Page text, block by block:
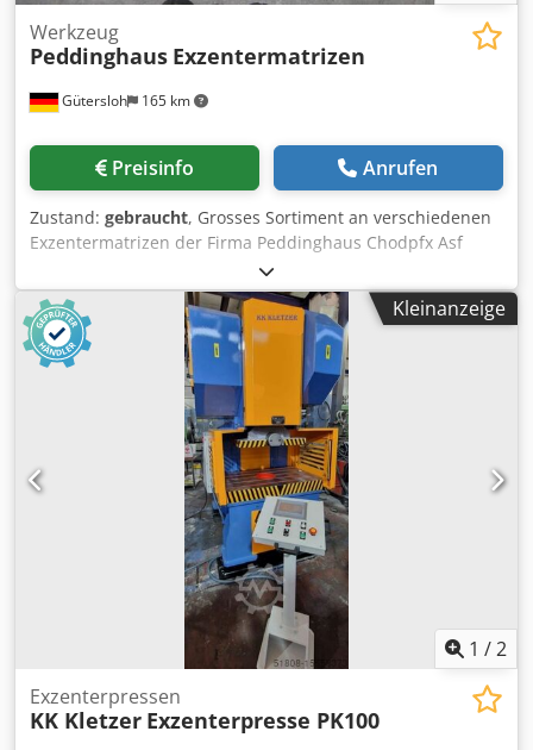
Gütersloh 165 km
Werkzeug
Peddinghaus Exzentermatrizen
Preisinfo Anrufen
Zustand: gebraucht, Grosses Sortiment an verschiedenen
Exzentermatrizen der Firma Peddinghaus Chodpfx Asf
Srpgehhsa Sie können uns gerne mitteilen, was für
Stempel und Matrizen Sie benötigen, sodass wir für Sie ein
individuelles Sortiment zusammenstellen. Das Werkzeug
wird nicht komplett verkauft.
Kleinanzeige
1 /2
Exzenterpressen
KK Kletzer Exzenterpresse PK100